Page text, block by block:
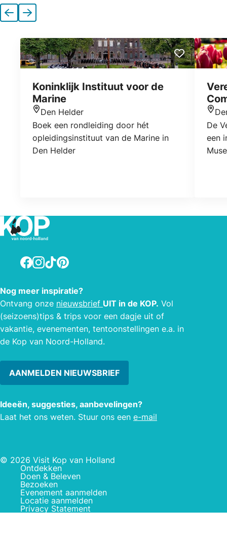
VorigeVolgende
Koninklijk Instituut voor de
Marine
Den Helder
Boek een rondleiding door hét
opleidingsinstituut van de Marine in
Den Helder
De
een
Facebook
Instagram
TikTokPinterest
Nog meer inspiratie?
Ontvang onze nieuwsbrief UIT in de KOP. Vol
(seizoens)tips & trips voor een dagje uit of
vakantie, evenementen, tentoonstellingen e.a. in
de Kop van Noord-Holland.
AANMELDEN NIEUWSBRIEF
Ideeën, suggesties, aanbevelingen?
Laat het ons weten. Stuur ons een e-mail
© 2026 Visit Kop van Holland
Ontdekken
Doen & Beleven
Bezoeken
Evenement aanmelden
Locatie aanmelden
Privacy Statement